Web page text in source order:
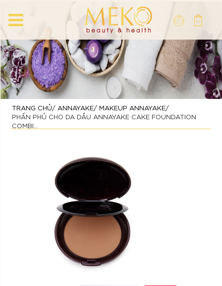
TRANG CHỦ ANNAYAKE
MAKEUP ANNAYAKE
PHẤN PHỦ CHO DA DẦU ANNAYAKE CAKE FOUNDATION
COMBI...